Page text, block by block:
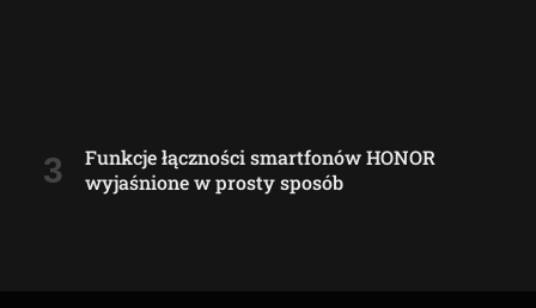
Funkcje łączności smartfonów HONOR
wyjaśnione w prosty sposób